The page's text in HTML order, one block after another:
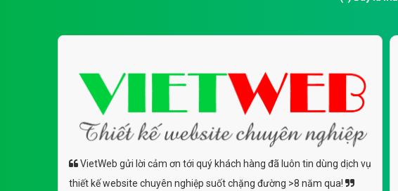
VietWeb gửi lời cảm ơn tới quý khách hàng đã luôn tin dùng dịch vụ
thiết kế website chuyên nghiệp suốt chặng đường >8 năm qua!